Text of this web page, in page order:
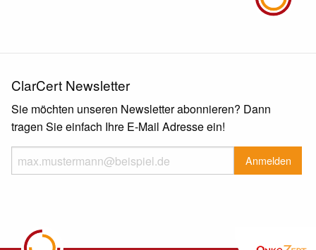
ClarCert Newsletter
Sie möchten unseren Newsletter abonnieren? Dann
tragen Sie einfach Ihre E-Mail Adresse ein!